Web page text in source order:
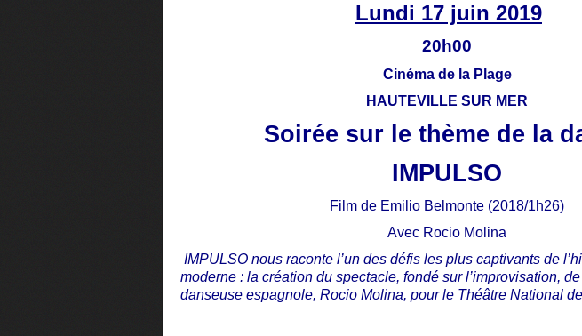
Lundi 17 juin 2019
20h00
Cinéma de la Plage
HAUTEVILLE SUR MER
Soirée sur le thème de la
IMPULSO
Film de Emilio Belmonte (2018/1h26)
Avec Rocio Molina
IMPULSO nous raconte l’un des défis les plus captivants de
moderne : la création du spectacle, fondé sur l’improvisation,
danseuse espagnole, Rocio Molina, pour le Théâtre National